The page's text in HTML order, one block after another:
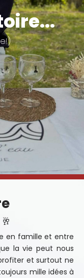
en famille et entre
la vie peut nous
et surtout ne
mille idées à